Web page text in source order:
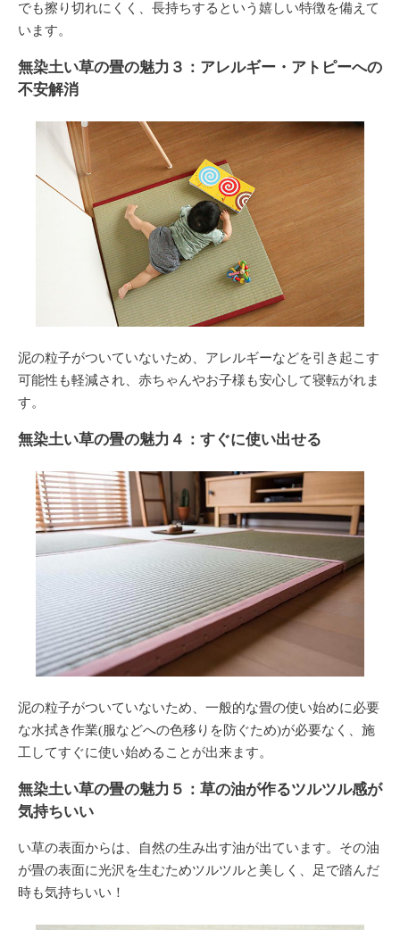
でも擦り切れにくく、長持ちする という嬉しい特徴を備えて
います。
無染土い草の畳の魅力３：アレルギー・アトピーへの
不安解消
泥の粒子がついていないため、 アレルギーなどを引き起こす
可能性も軽減され、赤ちゃんやお子様も安心して寝転がれま
す。
無染土い草の畳の魅力４：すぐに使い出せる
泥の粒子がついていないため、一般的な畳の使い始めに必要
な水拭き作業(服などへの色移りを防ぐため)が必要なく、施
工してすぐに使い始めることが出来ます。
無染土い草の畳の魅力５：草の油が作るツルツル感が
気持ちいい
い草の表面からは、自然の生み出す油が出ています。その油
が畳の表面に光沢を生むためツルツルと美しく、足で踏んだ
時も気持ちいい！